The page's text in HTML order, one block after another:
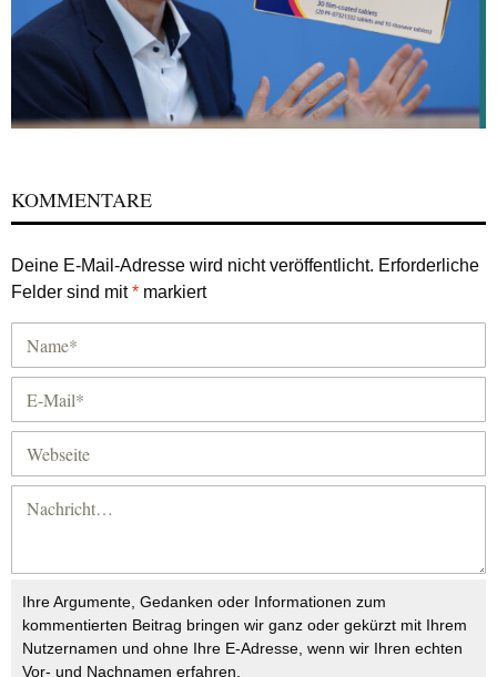
KOMMENTARE
Deine E-Mail-Adresse wird nicht veröffentlicht. Erforderliche
Felder sind mit* markiert
Ihre Argumente, Gedanken oder Informationen zum
kommentierten Beitrag bringen wir ganz oder gekürzt mit Ihrem
Nutzernamen und ohne Ihre E-Adresse, wenn wir Ihren echten
Vor- und Nachnamen erfahren.